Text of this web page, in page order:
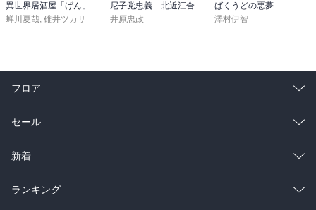
異世界居酒屋「げん」三杯目
蝉川夏哉, 碓井ツカサ
尼子党忠義 北近江合戦心得〈八〉
井原忠政
ばくうどの悪夢
澤村伊智
フロア
総合
ラノベ
雑誌・グラビア
セール
総合
ラノベ
新着
総合
ランキング